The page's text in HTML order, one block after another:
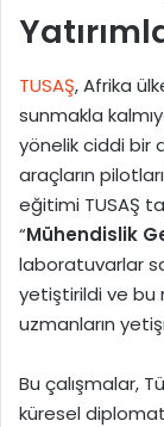
TUSAŞ, Afrika
sunmakla
yönelik ciddi bir
araçların
eğitimi TUSAŞ
“Mühendislik
laboratuvarlar
yetiştirildi ve bu
uzmanların
Bu çalışmalar,
küresel